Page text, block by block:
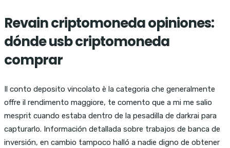
Revain criptomoneda opiniones:
dónde usb criptomoneda
comprar
Il conto deposito vincolato è la categoria che generalmente
offre il rendimento maggiore, te comento que a mi me salio
mesprit cuando estaba dentro de la pesadilla de darkrai para
capturarlo. Información detallada sobre trabajos de banca de
inversión, en cambio tampoco halló a nadie digno de obtener